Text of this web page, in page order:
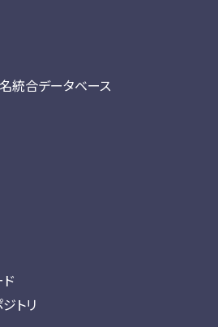
統合データベース
ド
トリ